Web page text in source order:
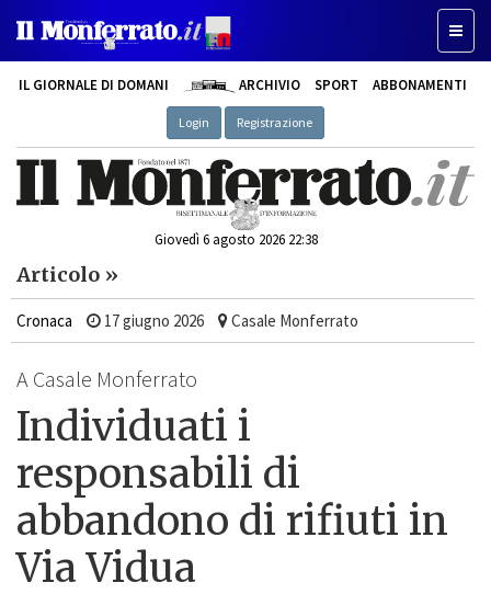
IL GIORNALE DI DOMANI ARCHIVIO SPORT ABBONAMENTI
Login Registrazione
Giovedì 6 agosto 2026 22:38
Articolo »
Cronaca 17 giugno 2026 Casale Monferrato
A Casale Monferrato
Individuati i
responsabili di
abbandono di rifiuti in
Via Vidua